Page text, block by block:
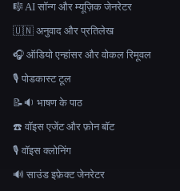
🎼 AI सॉन्ग और म्यूज़िक जेनरेटर
🇺🇳 अनुवाद और प्रतिलेख
🎧 ऑडियो एन्हांसर और वोकल रिमूवल
🎙️ पोडकास्ट टूल
📝🔉 भाषण के पाठ
☎️ वॉइस एजेंट और फ़ोन बॉट
🎙️ वॉइस क्लोनिंग
🔊 साउंड इफ़ेक्ट जेनरेटर